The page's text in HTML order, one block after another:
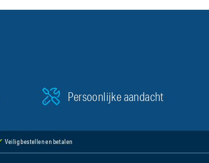
Persoonlijke aandacht
Veilig bestellen en betalen